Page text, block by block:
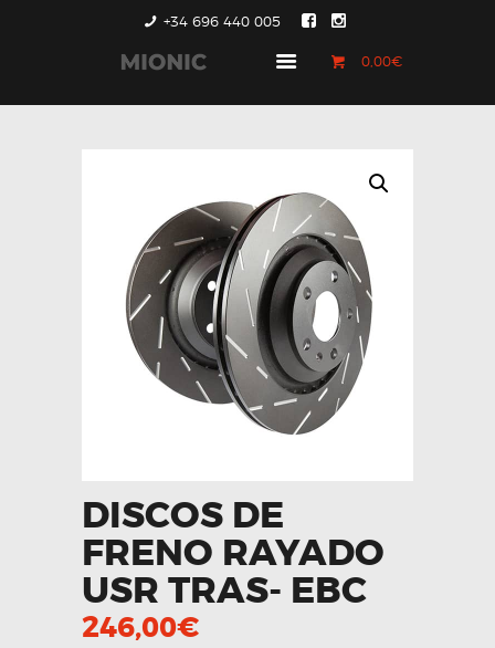
+34 696 440 005
0,00€
GENERACIÓN 1
COUNTRYMAN &
PACEMAN
CONTACTO
DISCOS DE
FRENO RAYADO
USR TRAS- EBC
246,00€